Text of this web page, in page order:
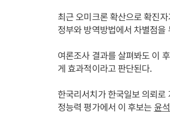
최근 오미크론 확산으로 확진
정부와 방역방법에서 차별점
여론조사 결과를 살펴봐도 이
게 효과적이라고 판단된다.
한국리서치가 한국일보 의뢰
정능력 평가에서 이 후보는 윤